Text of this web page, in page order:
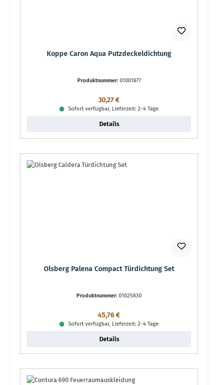
Koppe Caron Aqua Putzdeckeldichtung
Produktnummer: 01001877
Regulärer Preis:
30,27 €
Sofort verfügbar, Lieferzeit: 2-4 Tage
Details
Olsberg Palena Compact Türdichtung Set
Produktnummer: 01025830
Regulärer Preis:
45,76 €
Sofort verfügbar, Lieferzeit: 2-4 Tage
Details